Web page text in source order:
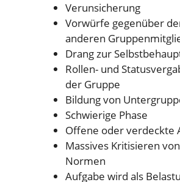
Verunsicherung
Vorwürfe gegenüber
anderen
Drang zur
Rollen- und
der Gruppe
Bildung von
Schwierige Phase
Offene oder verdeckte
Massives Kritisieren
Normen
Aufgabe wird als